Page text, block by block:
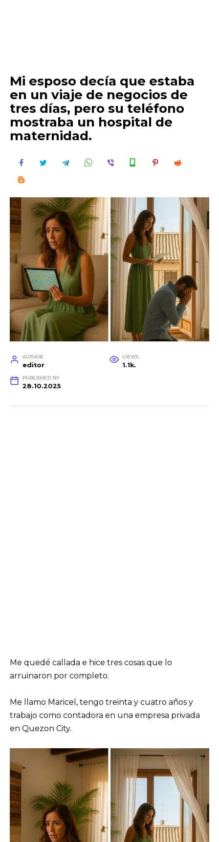
Mi esposo decía que estaba
en un viaje de negocios de
tres días, pero su teléfono
mostraba un hospital de
maternidad.
AUTHOR
editor
VIEWS
1.1k.
PUBLISHED BY
28.10.2025
Me quedé callada e hice tres cosas que lo
arruinaron por completo.
Me llamo Maricel, tengo treinta y cuatro años y
trabajo como contadora en una empresa privada
en Quezon City.